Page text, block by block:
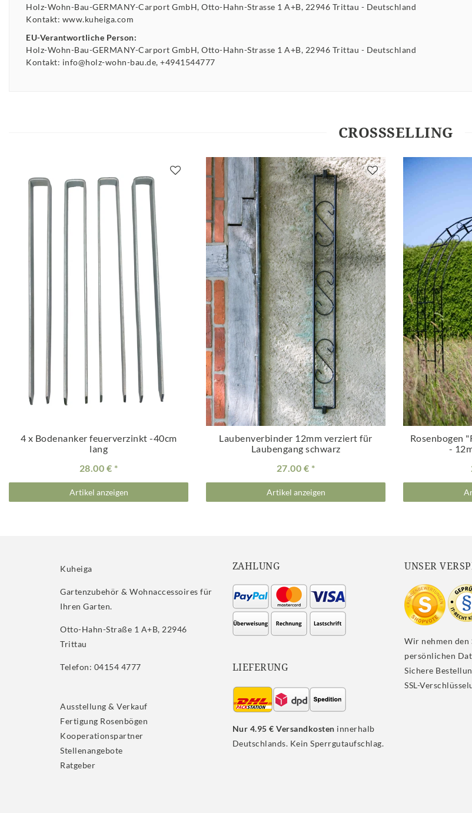
Holz-Wohn-Bau-GERMANY-Carport GmbH Otto-Hahn-Strasse 1 A+B 22946 Trittau
Deutschland
Kontakt: www.kuheiga.com
EU-Verantwortliche Person:
Holz-Wohn-Bau-GERMANY-Carport GmbH Otto-Hahn-Strasse 1 A+B 22946 Trittau
Deutschland
Kontakt: info@holz-wohn-bau.de +4941544777
CROSSSELLING
4 x Bodenanker feuerverzinkt -40cm
lang
28.00 €
Artikel anzeigen
Laubenverbinder 12mm verziert für
Laubengang schwarz
27.00 €
Artikel anzeigen
Rosenbogen
-
Kuheiga
Gartenzubehör & Wohnaccessoires für
Ihren Garten.
Otto-Hahn-Straße 1 A+B, 22946
Trittau
Telefon: 04154 4777
Ausstellung & Verkauf
Fertigung Rosenbögen
Kooperationspartner
Stellenangebote
Ratgeber
ZAHLUNG
LIEFERUNG
Nur 4.95 € Versandkosten innerhalb
Deutschlands. Kein Sperrgutaufschlag.
UNSER
Wir nehmen den
persönlichen
Sichere
SSL-